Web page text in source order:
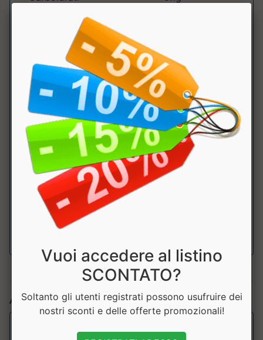
di cui zuccheri
Proteine(Nx6.25) 10g
Sale (Na x 2.5) 0.1g
Collagene
idrolizzato
10g
Magnesio 150mg
Vitamina C
Acido ialuronico
Articoli simili:
Vuoi accedere al listino
SCONTATO?
Soltanto gli utenti registrati possono usufruire dei
nostri sconti e delle offerte promozionali!